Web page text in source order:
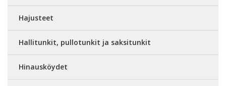
Hajusteet
Hallitunkit, pullotunkit ja saksitunkit
Hinausköydet